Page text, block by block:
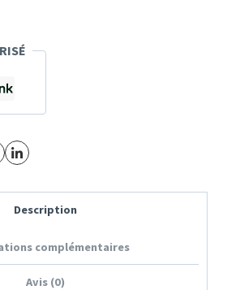
Description
complémentaires
Avis (0)